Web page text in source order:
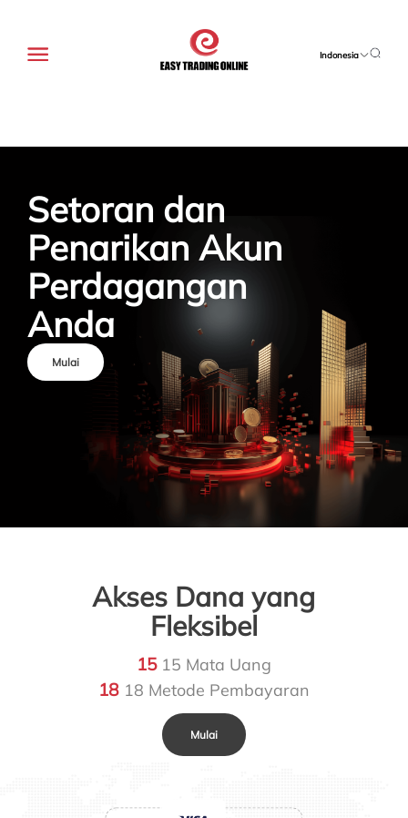
Indonesia
Setoran dan
Penarikan Akun
Perdagangan
Anda
Mulai
Akses Dana yang
Fleksibel
15 15 Mata Uang
18 18 Metode Pembayaran
Mulai